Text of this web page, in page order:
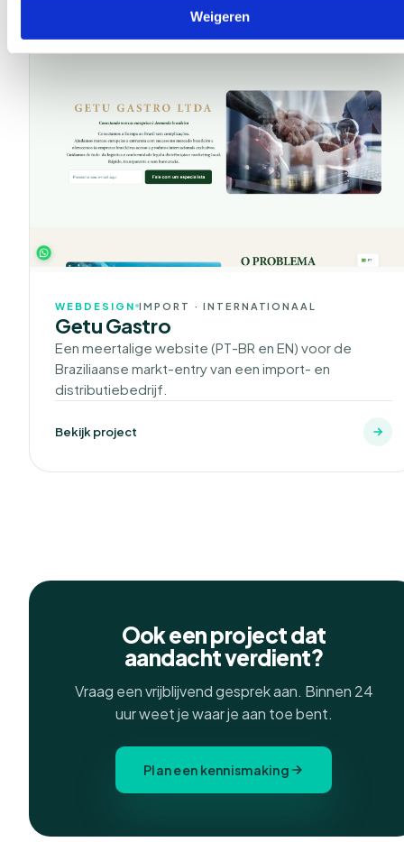
Weigeren
WEBDESIGN IMPORT · INTERNATIONAAL
Getu Gastro
Een meertalige website (PT-BR en EN) voor de
Braziliaanse markt-entry van een import- en
distributiebedrijf.
Bekijk project
Ook een project dat
aandacht verdient?
Vraag een vrijblijvend gesprek aan. Binnen 24
uur weet je waar je aan toe bent.
Plan een kennismaking